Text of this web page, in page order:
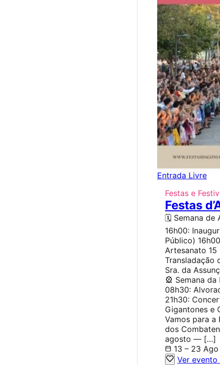
Entrada Livre
Festas e
Festas
🗓️ Semana de
16h00:
Público)
Artesanato
Transladação
Sra. da
🎡 Semana
08h30:
21h30:
Gigantones e
Vamos para a
dos
agosto — […]
13 – 23 Ago
Ver